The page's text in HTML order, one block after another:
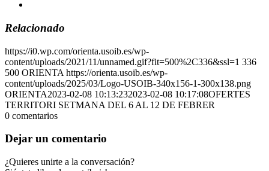
Relacionado
https://i0.wp.com/orienta.usoib.es/wp-
content/uploads/2021/11/unnamed.gif?fit=500%2C336&ssl=1 336
500 ORIENTA https://orienta.usoib.es/wp-
content/uploads/2025/03/Logo-USOIB-340x156-1-300x138.png
ORIENTA2023-02-08 10:13:232023-02-08 10:17:08OFERTES
TERRITORI SETMANA DEL 6 AL 12 DE FEBRER
0 comentarios
Dejar un comentario
¿Quieres unirte a la conversación?